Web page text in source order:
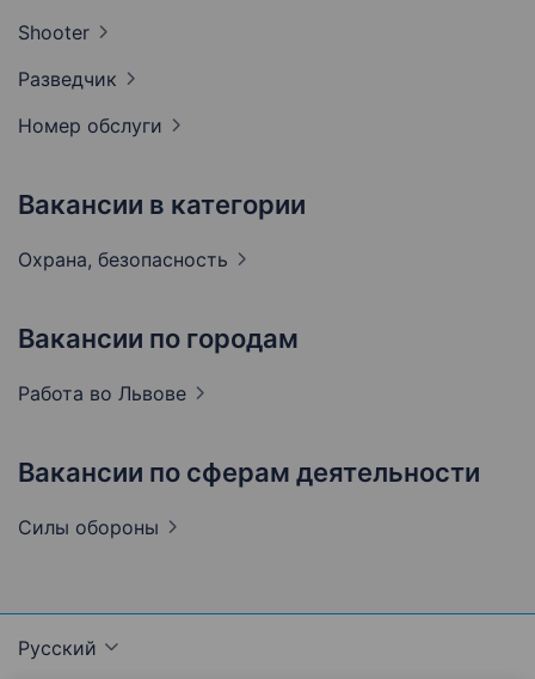
Shooter
Разведчик
Номер обслуги
Вакансии в категории
Охрана, безопасность
Вакансии по городам
Работа во Львове
Вакансии по сферам деятельности
Силы обороны
Русский